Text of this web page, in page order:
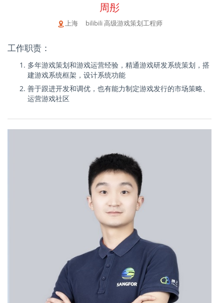
周彤
上海 bilibili 高级游戏策划工程师
工作职责：
多年游戏策划和游戏运营经验，精通游戏研发系统策划，搭
建游戏系统框架，设计系统功能
善于跟进开发和调优，也有能力制定游戏发行的市场策略、
运营游戏社区